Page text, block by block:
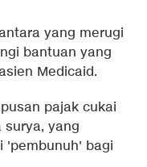
yang merugi
bantuan yang
Medicaid.
pajak cukai
yang
'pembunuh' bagi